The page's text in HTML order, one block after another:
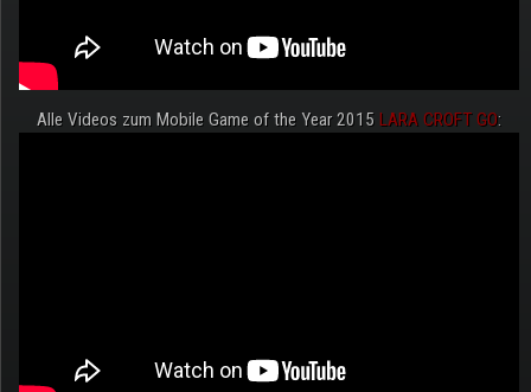
Alle Videos zum Mobile Game of the Year 2015 LARA CROFT GO: